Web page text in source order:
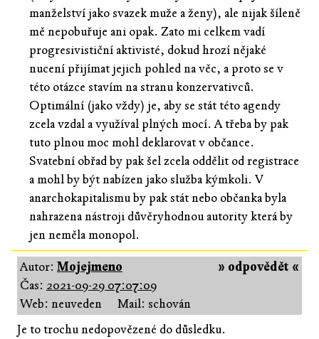
manželství jako svazek muže a ženy), ale nijak šíleně
mě nepobuřuje ani opak. Zato mi celkem vadí
progresivističní aktivisté, dokud hrozí nějaké
nucení přijímat jejich pohled na věc, a proto se v
této otázce stavím na stranu konzervativců.
Optimální (jako vždy) je, aby se stát této agendy
zcela vzdal a využíval plných mocí. A třeba by pak
tuto plnou moc mohl deklarovat v občance.
Svatební obřad by pak šel zcela oddělit od registrace
a mohl by být nabízen jako služba kýmkoli. V
anarchokapitalismu by pak stát nebo občanka byla
nahrazena nástroji důvěryhodnou autority která by
jen neměla monopol.
» odpovědět «
Autor: Mojejmeno
Čas: 2021-09-29 07:07:09
Web: neuveden
Mail: schován
Je to trochu nedopovězené do důsledku.